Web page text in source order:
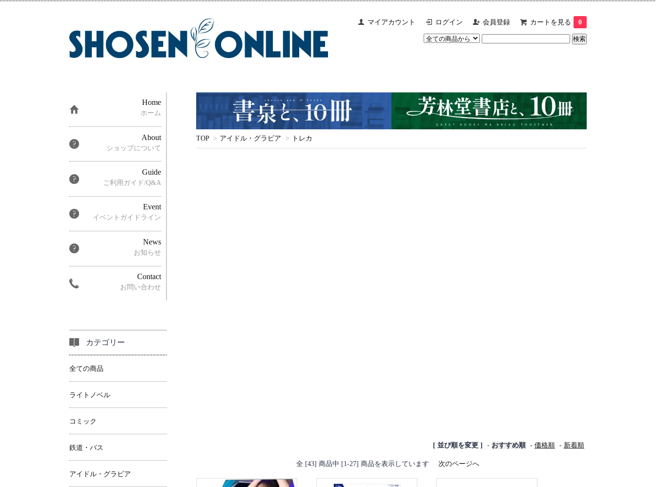
マイアカウント ログイン 会員登録 カートを見る 0
TOP > アイドル・グラビア > トレカ
[ 並び順を変更 ] - おすすめ順 - 価格順 - 新着順
全 [43] 商品中 [1-27] 商品を表示しています 次のページへ
Home
ホーム
About
ショップについて
Guide
ご利用ガイド/Q&A
Event
イベントガイドライン
News
お知らせ
Contact
お問い合わせ
カテゴリー
全ての商品
ライトノベル
コミック
鉄道・バス
アイドル・グラビア